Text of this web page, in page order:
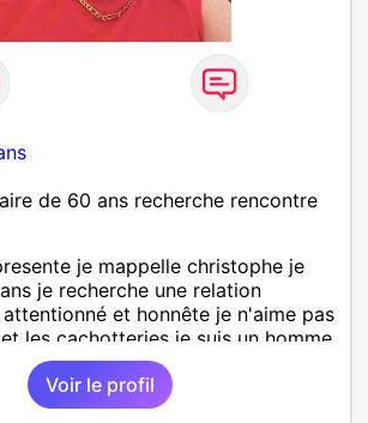
de 60 ans recherche rencontre
je mappelle christophe je
je recherche une relation
et honnête je n'aime pas
les cachotteries je suis un homme
et franc. PS je n'habite pas à
de l'équipe de l'OM je suis du
la Nièvre 58
Voir le profil